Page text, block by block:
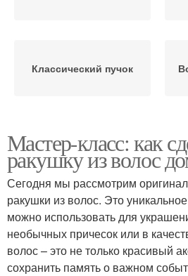
Классический пучок
волос
Длинные волосы
Мастер-класс: как
ракушку из волос
Сегодня мы рассмотрим
ракушки из волос. Это
можно использовать для
необычных причесок или в
волос – это не только красивый
сохранить память о важном